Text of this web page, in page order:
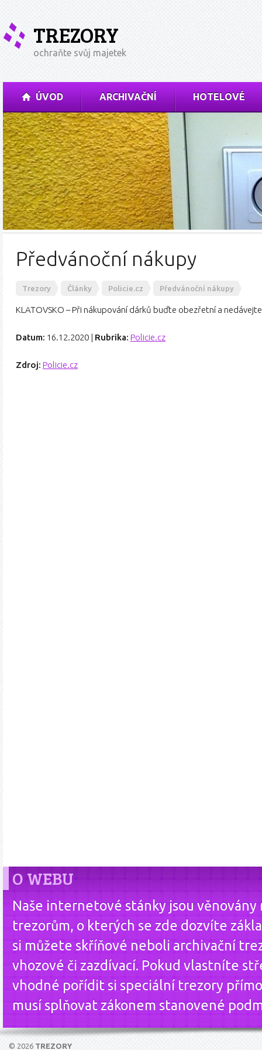
TREZORY
ochraňte svůj majetek
ÚVOD ARCHIVAČNÍ HOTELOVÉ
Předvánoční nákupy
Trezory Články Policie.cz Předvánoční nákupy
KLATOVSKO – Při nákupování dárků buďte obezřetní a
Datum: 16.12.2020 | Rubrika: Policie.cz
Zdroj: Policie.cz
O WEBU
Naše internetové stánky jsou
trezorům, o kterých se zde dozvíte
si můžete skříňové neboli archivační
vhozové či zazdívací. Pokud vlastníte
vhodné pořídit si speciální trezory
musí splňovat zákonem stanovené
© 2026 TREZORY